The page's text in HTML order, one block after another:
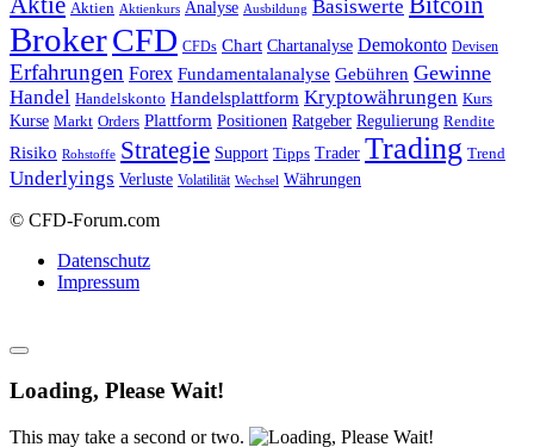
Aktien Aktienkurs Analyse Ausbildung Basiswerte
BrokerCFD CFDs Chart Chartanalyse Demokonto Devisen
Erfahrungen Forex Fundamentalanalyse Gebühren Gewinne
Handel Handelskonto Handelsplattform Kryptowährungen Kurs
Kurse Markt Orders Plattform Positionen Ratgeber Regulierung Rendite
Risiko Rohstoffe Strategie Support Tipps Trader Trading Trend
Underlyings Verluste Volatilität Wechsel Währungen
© CFD-Forum.com
Datenschutz
Impressum
Loading, Please Wait!
This may take a second or two.